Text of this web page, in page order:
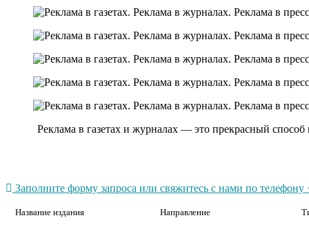
Реклама в газетах и журналах — это прекрасный
Заполните форму запроса или свяжитесь с нами по
Название издания Направление